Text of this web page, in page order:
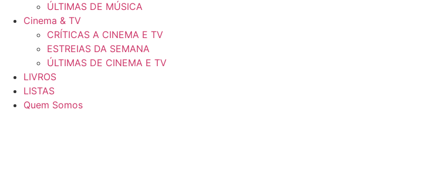
ÚLTIMAS DE MÚSICA
Cinema & TV
CRÍTICAS A CINEMA E TV
ESTREIAS DA SEMANA
ÚLTIMAS DE CINEMA E TV
LIVROS
LISTAS
Quem Somos